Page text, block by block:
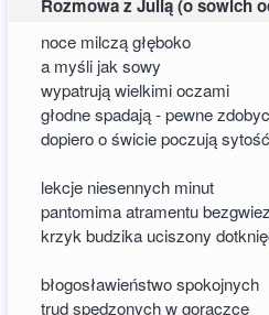
Rozmowa z Julią (o sowich
noce milczą głęboko
a myśli jak sowy
wypatrują wielkimi oczami
głodne spadają - pewne
dopiero o świcie poczują sytość
lekcje niesennych minut
pantomima atramentu
krzyk budzika uciszony
błogosławieństwo spokojnych
trud spędzonych w gorączce